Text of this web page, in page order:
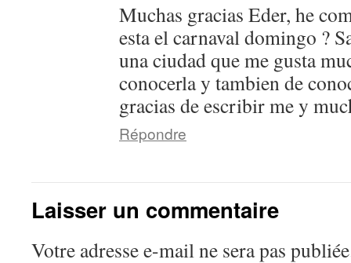
Muchas gracias Eder, he
esta el carnaval domingo ?
una ciudad que me gusta
conocerla y tambien de
gracias de escribir me y
Répondre
Laisser un commentaire
Votre adresse e-mail ne sera pas